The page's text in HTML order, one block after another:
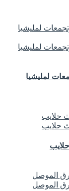
لمليشيا